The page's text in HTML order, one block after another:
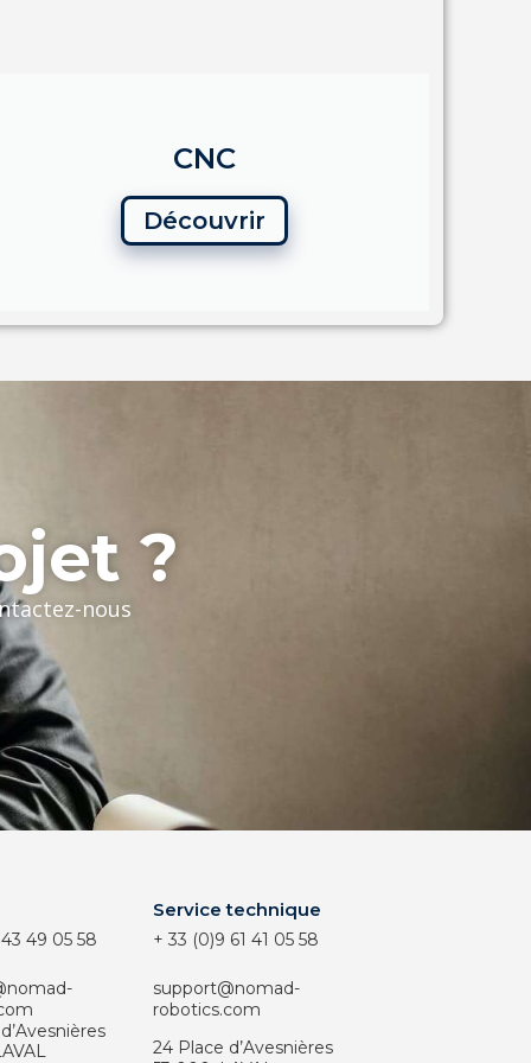
CNC
Découvrir
?
nous
49 05 58
Service technique
+ 33 (0)9 61 41 05 58
support@nomad-
robotics.com
24 Place d’Avesnières